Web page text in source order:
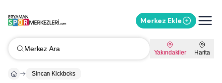
Merkez Ekle
Merkez Ara Yakındakiler Harita
Sincan Kickboks